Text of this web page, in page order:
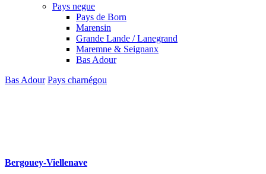
Pays negue
Pays de Born
Marensin
Grande Lande / Lanegrand
Maremne & Seignanx
Bas Adour
Bas Adour Pays charnégou
Bergouey-Viellenave